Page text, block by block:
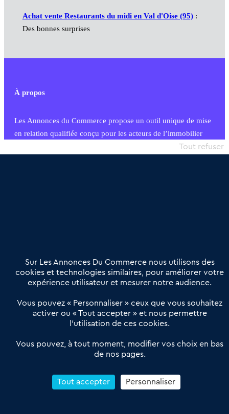
Achat vente Restaurants du midi en Val d'Oise (95):
Des bonnes surprises
À propos
Les Annonces du Commerce propose un outil unique de mise
en relation qualifiée conçu pour les acteurs de l’immobilier
commercial et les collectivités territoriales, simple et intégrant
Offres Pro
Actualités
Qui sommes nous ?
Derniers articles
Réseau 3C : un partenaire national dédié aux transactions
Petitscommerces : Un partenariat au service du commerce de
proximité et des territoires
Reprendre un Restaurant Rapide
Sur Les Annonces Du Commerce nous utilisons des
cookies et technologies similaires, pour améliorer votre
expérience utilisateur et mesurer notre audience.
Vous pouvez « Personnaliser » ceux que vous souhaitez
activer ou « Tout accepter » et nous permettre
l’utilisation de ces cookies.
Vous pouvez, à tout moment, modifier vos choix en bas
de nos pages.
Tout accepter
Tout refuser
Personnaliser